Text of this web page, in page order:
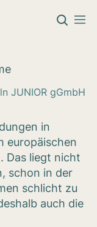
JUNIOR gGmbH
in
europäischen
Das liegt nicht
schon in der
schlicht zu
auch die